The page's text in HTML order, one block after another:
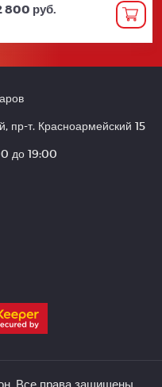
800 руб.
пр-т. Красноармейский 15
до 19:00
Все права защищены